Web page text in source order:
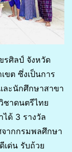
รศิลป์ จังหวัด
ขต ซึ่งเป็นการ
ละนักศึกษาสาขา
ชาดนตรีไทย
ด้ 3 รางวัล
จากกรมพลศึกษา
ด่น รับถ้วย